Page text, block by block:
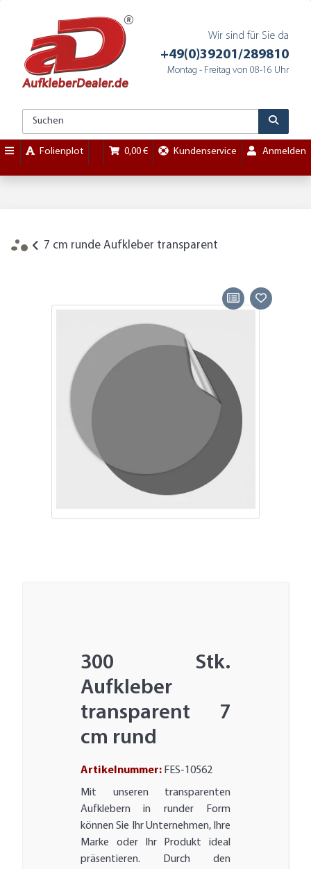
Wir sind für Sie da
+49(0)39201/289810
Montag - Freitag von 08-16 Uhr
Folienplot 0,00 € Kundenservice Anmelden
7 cm runde Aufkleber transparent
300 Stk.
Aufkleber
transparent 7
cm rund
Artikelnummer: FES-10562
Mit unseren transparenten
Aufklebern in runder Form
können Sie Ihr Unternehmen, Ihre
Marke oder Ihr Produkt ideal
präsentieren. Durch den